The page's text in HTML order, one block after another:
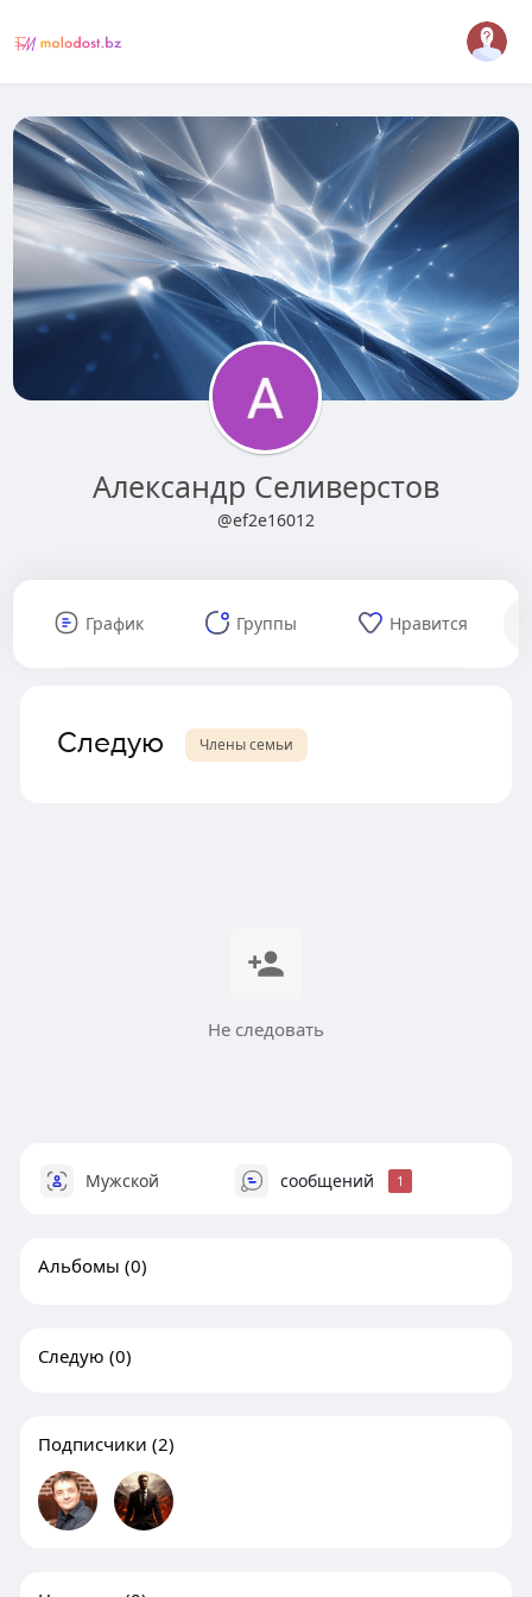
Александр Селиверстов
@ef2e16012
График Группы Нравится
Следую Члены семьи
Не следовать
Мужской сообщений 1
Альбомы (0)
Следую (0)
Подписчики (2)